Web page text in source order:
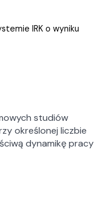
IRK o wyniku
studiów
określonej liczbie
dynamikę pracy